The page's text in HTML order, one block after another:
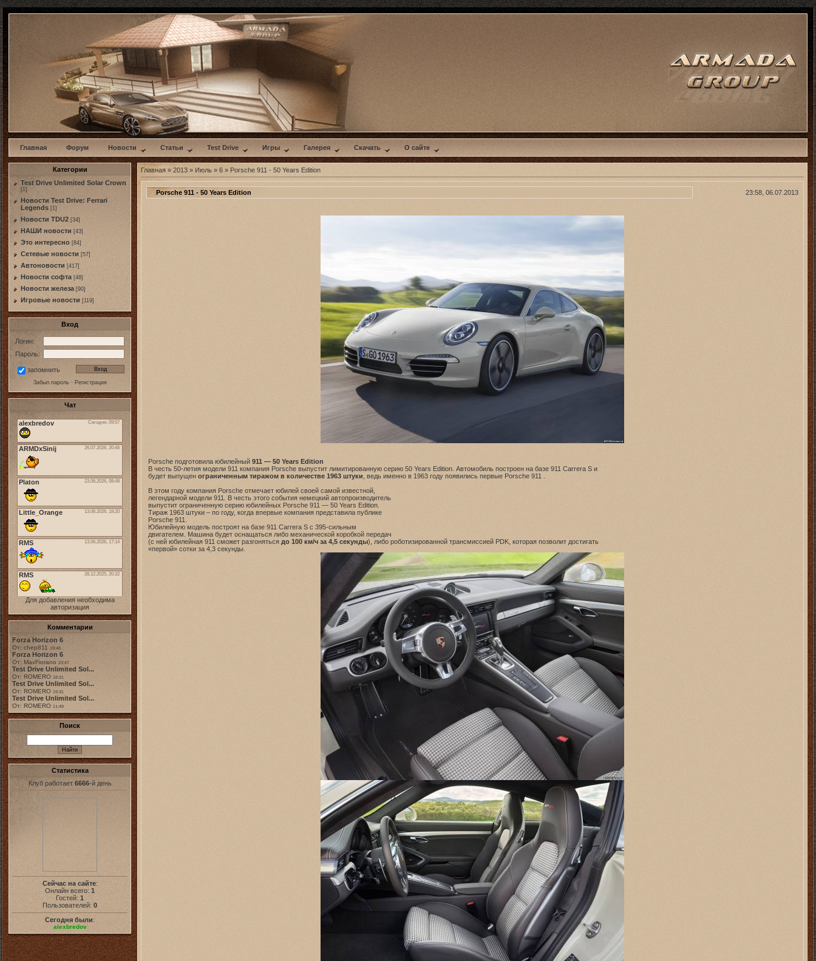
w
Главная Форум Новости Статьи Test Drive Игры Галерея Скачать О сайте
Категории
Test Drive Unlimited Solar Crown
[1]
Новости Test Drive: Ferrari
Legends [1]
Новости TDU2 [34]
НАШИ новости [43]
Это интересно [84]
Сетевые новости [57]
Автоновости [417]
Новости софта [48]
Новоcти железа [90]
Игровые новости [119]
Вход
Логин:
Пароль:
запомнить
Забыл пароль· Регистрация
Чат
Для добавления необходима
авторизация
Комментарии
Forza Horizon 6
От: chep811 19:48
Forza Horizon 6
От: MaxFiorano 23:47
Test Drive Unlimited Sol...
От: ROMERO 18:31
Test Drive Unlimited Sol...
От: ROMERO 19:31
Test Drive Unlimited Sol...
От: ROMERO 11:49
Поиск
Статистика
Клуб работает 6666-й день
Сейчас на сайте:
Онлайн всего: 1
Гостей: 1
Пользователей: 0
Сегодня были:
alexbredov
Главная » 2013 » Июль » 6 » Porsche 911 - 50 Years Edition
Porsche 911 - 50 Years Edition 23:58, 06.07.2013
Porsche подготовила юбилейный 911 — 50 Years Edition
В честь 50-летия модели 911 компания Porsche выпустит лимитированную серию 50 Years Edition. Автомобиль построен на базе 911 Carrera S и
будет выпущен ограниченным тиражом в количестве 1963 штуки , ведь именно в 1963 году появились первые Porsche 911 .
В этом году компания Porsche отмечает юбилей своей самой известной,
легендарной модели 911. В честь этого события немецкий автопроизводитель
выпустит ограниченную серию юбилейных Porsche 911 — 50 Years Edition.
Тираж 1963 штуки – по году, когда впервые компания представила публике
Porsche 911.
Юбилейную модель построят на базе 911 Carrera S с 395-сильным
двигателем. Машина будет оснащаться либо механической коробкой передач
(с ней юбилейная 911 сможет разгоняться до 100 км/ч за 4,5 секунды), либо роботизированной трансмиссией PDK, которая позволит достигать
«первой» сотки за 4,3 секунды.